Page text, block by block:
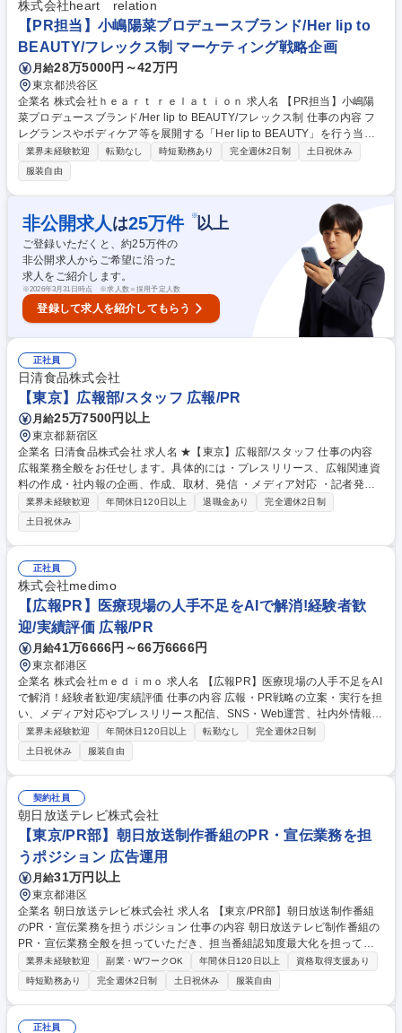
集・修正・コンテンツ制作、動画編集■インナーブランディング： 社内報
や社員向け動画の制作を通じた組織活性化 募集職種 【東京/広報・デジタ
ルマーケティング】DMG森精機グループ/残業約14時間/月★
株式会社heart relation
【PR担当】小嶋陽菜プロデュースブランド/Her lip to
BEAUTY/フレックス制 マーケティング戦略企画
月給28万5000円～42万円
東京都渋谷区
企業名 株式会社ｈｅａｒｔ ｒｅｌａｔｉｏｎ 求人名 【PR担当】小嶋陽
菜プロデュースブランド/Her lip to BEAUTY/フレックス制 仕事の内容 フ
レグランスやボディケア等を展開する「Her lip to BEAUTY」を行う当社
にて、公式SNSコンテンツの企画や新商品撮影、インフルエンサーマーケ
ティング、メディアリレーション等のPR業務全般を担い、 ブランドを盛
り上げる役割をお任せします。 【詳細】■クリエイターと連携し、公式SN
Sコンテンツの企画 ■新商品や、SNSコンテンツ用の撮影 ■インフルエン
サーマーケティング ■新商品発売時の発表会運営やメディアキャラバン ■
オフライン、オンラインにおけるブランドPR戦略 ■メディアプラン策定、
雑誌等のアドバタイジング案件の進行管理 ■ターゲットメディアへのアプ
ローチ 募集職種 【PR担当】小嶋陽菜プロデュースブランド/Her lip to BE
AUTY/フレックス制
業界未経験歓迎 転勤なし 時短勤務あり 完全週休2日制
土日祝休み
服装自由
非公開求人 は25万件 ※以上
ご登録いただくと、約25万件の
非公開求人からご希望に沿った
求人をご紹介します。
※2026年3月31日時点 ※求人数＝採用予定人数
登録して求人を紹介してもらう
正社員
日清食品株式会社
【東京】広報部/スタッフ 広報/PR
月給25万7500円以上
東京都新宿区
企業名 日清食品株式会社 求人名 ★【東京】広報部/スタッフ 仕事の内容
広報業務全般をお任せします。具体的には・プレスリリース、広報関連資
料の作成・社内報の企画、作成、取材、発信 ・メディア対応 ・記者発表
会の企画運営 ・ウェブサイトのコンテンツ企画・制作、CMSによる 更
新・管理 など 【業務詳細】 ■商品広報：商品やプロモーションに関するP
R活動 ■コーポレート広報：経営戦略、事業活動、業績に関するPR活動 ■
WEB広報：ウェブサイトの企画立案・管理・運営 ■インターナル広報：社
内報 (冊子、ウェブ) の企画・制作 ■危機管理広報：リスク管理、情報収
集、メディア対応 ■イベント広報：社会貢献イベントの企画/運営 募集職
種 ★【東京】広報部/スタッフ
業界未経験歓迎 年間休日120日以上 退職金あり
完全週休2日制
土日祝休み
正社員
株式会社medimo
【広報PR】医療現場の人手不足をAIで解消!経験者歓
迎/実績評価 広報/PR
月給41万6666円～66万6666円
東京都港区
企業名 株式会社ｍｅｄｉｍｏ 求人名 【広報PR】医療現場の人手不足をAI
で解消！経験者歓迎/実績評価 仕事の内容 広報・PR戦略の立案・実行を担
い、メディア対応やプレスリリース配信、SNS・Web運営、社内外情報発
信、イベント広報、効果測定まで一貫して推進していただきます。 【主な
業務内容】 ■広報・PR戦略の企画・立案・実行■プレスリリース作成・配
信、メディアリレーション構築■メディア取材対応、記事掲載の推進■オウ
ンドメディア（ブログ・SNS等）の企画・運営■コーポレートサイトやブ
ランドに関する情報設計・更新■展示会・カンファレンス等の広報支援■社
内向け広報活動の企画・運営■広報活動の効果測定・レポート作成 など 募
集職種 【広報PR】医療現場の人手不足をAIで解消！経験者歓迎/実績評価
業界未経験歓迎 年間休日120日以上 転勤なし
完全週休2日制
土日祝休み
服装自由
契約社員
朝日放送テレビ株式会社
【東京/PR部】朝日放送制作番組のPR・宣伝業務を担
うポジション 広告運用
月給31万円以上
東京都港区
企業名 朝日放送テレビ株式会社 求人名 【東京/PR部】朝日放送制作番組
のPR・宣伝業務を担うポジション 仕事の内容 朝日放送テレビ制作番組の
PR・宣伝業務全般を担っていただき、担当番組認知度最大化を担ってい
ただきます。（今回の採用ポジションではドラマを主体としたPR業務を
お任せする予定です。） 【具体的な業務内容】 ■番組宣伝に係るPR・広
告・パブリシティ全般の戦略立案から推進、実行 ■施策実施後の分析評価
まとめ、改善点の提案 ■広告代理店、製作会社含むステークホルダーとの
調整業務 等々 募集職種 【東京/PR部】朝日放送制作番組のPR・宣伝業務
業界未経験歓迎 副業・WワークOK 年間休日120日以上
資格取得支援あり
時短勤務あり
完全週休2日制 土日祝休み 服装自由
正社員